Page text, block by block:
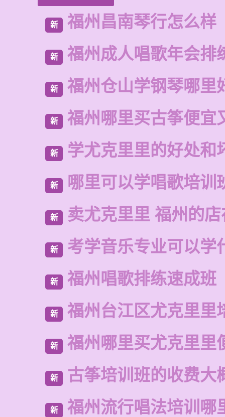
新 福州昌南琴行怎么样
新 福州成人唱歌年会排
新 福州仓山学钢琴哪里
新 福州哪里买古筝便宜
新 学尤克里里的好处和
新 哪里可以学唱歌培训
新 卖尤克里里 福州的
新 考学音乐专业可以学
新 福州唱歌排练速成班
新 福州台江区尤克里里
新 福州哪里买尤克里里
新 古筝培训班的收费大
新 福州流行唱法培训哪